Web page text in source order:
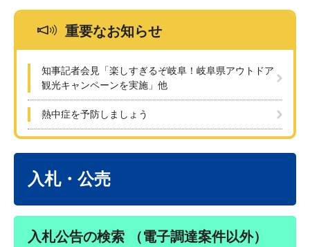
重要なお知らせ
知事記者会見「楽しすぎるぞ岐阜！岐阜県アウトドア
観光キャンペーンを実施」他
熱中症を予防しましょう
入札・公売
入札公告の検索 （電子調達案件以外）